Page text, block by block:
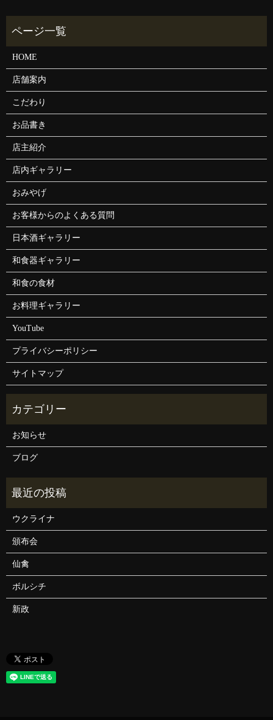
HOME
店舗案内
こだわり
お品書き
店主紹介
店内ギャラリー
おみやげ
お客様からのよくある質問
日本酒ギャラリー
和食器ギャラリー
和食の食材
お料理ギャラリー
YouTube
プライバシーポリシー
サイトマップ
お知らせ
ブログ
ウクライナ
頒布会
仙禽
ボルシチ
新政